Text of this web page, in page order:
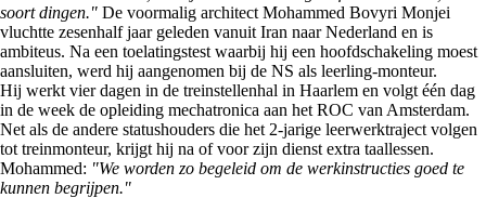
soort dingen." De voormalig architect Mohammed Bovyri Monjei
vluchtte zesenhalf jaar geleden vanuit Iran naar Nederland en is
ambiteus. Na een toelatingstest waarbij hij een hoofdschakeling moest
aansluiten, werd hij aangenomen bij de NS als leerling-monteur.
Hij werkt vier dagen in de treinstellenhal in Haarlem en volgt één dag
in de week de opleiding mechatronica aan het ROC van Amsterdam.
Net als de andere statushouders die het 2-jarige leerwerktraject volgen
tot treinmonteur, krijgt hij na of voor zijn dienst extra taallessen.
Mohammed: "We worden zo begeleid om de werkinstructies goed te
kunnen begrijpen."